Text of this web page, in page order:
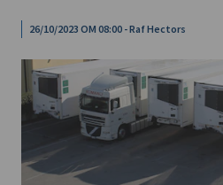
26/10/2023 OM 08:00 - Raf Hectors